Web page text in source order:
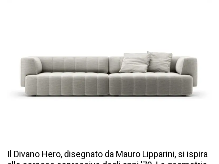
Il Divano Hero, disegnato da Mauro Lipparini, si ispira